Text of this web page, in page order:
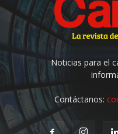
Noticias para el
Contáctanos: